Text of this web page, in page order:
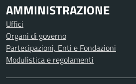
AMMINISTRAZIONE
Uffici
Organi di governo
Partecipazioni, Enti e Fondazioni
Modulistica e regolamenti